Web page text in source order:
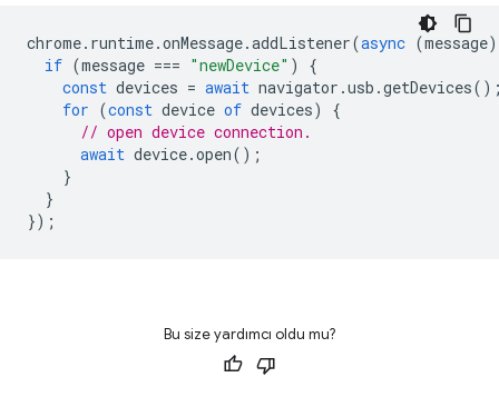
chrome. runtime.onMessage.addListener(async (message)
if (message === "newDevice" )
{
const devices = await navigator .usb .getDevices
for (const device of devices)
{
// open device connection.
await device.open();
}
}
});
Bu size yardımcı oldu mu?